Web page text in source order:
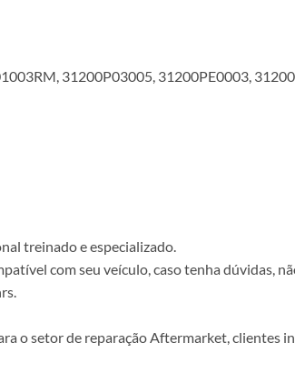
31200P03005, 31200PE0003,
treinado e especializado.
com seu veículo, caso tenha dúvidas,
o setor de reparação Aftermarket, clientes